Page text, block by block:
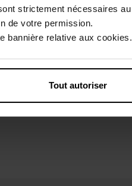
strictement nécessaires au
de votre permission.
bannière relative aux cookies.
Tout autoriser